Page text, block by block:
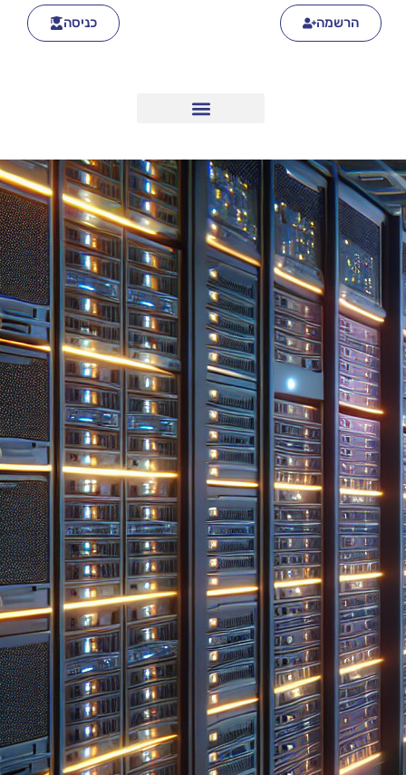
הרשמה כניסה